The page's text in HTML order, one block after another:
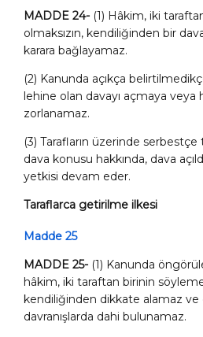
MADDE 24- (1) Hâkim, iki
olmaksızın, kendiliğinden bir
karara bağlayamaz.
(2) Kanunda açıkça
lehine olan davayı açmaya veya
zorlanamaz.
(3) Tarafların üzerinde
dava konusu hakkında, dava
yetkisi devam eder.
Taraflarca getirilme ilkesi
Madde 25
MADDE 25- (1) Kanunda
hâkim, iki taraftan birinin
kendiliğinden dikkate alamaz ve
davranışlarda dahi bulunamaz.